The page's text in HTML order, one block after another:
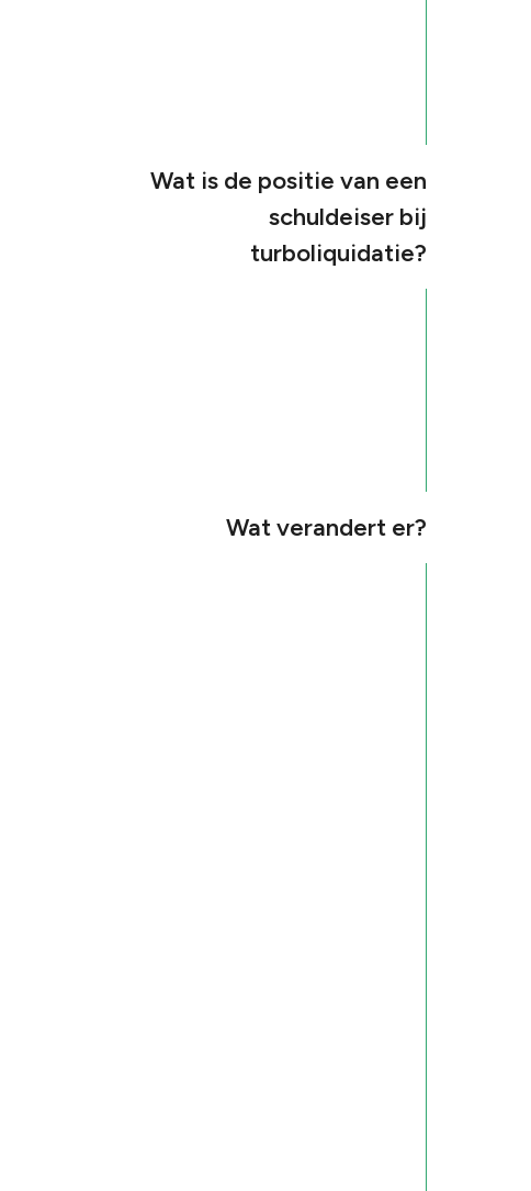
Wat is de positie van een
schuldeiser bij
turboliquidatie?
Wat verandert er?